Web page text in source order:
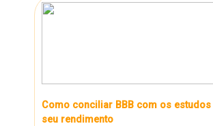
Como conciliar BBB com os
seu rendimento